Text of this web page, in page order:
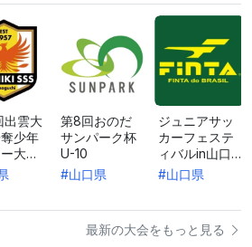
出雲大
少年
大会
第8回おのだ
サンパーク杯
U-10
#山口県
ジュニアサッ
カーフェステ
ィバルin山口
FINTA CUP U-
#山口県
最新の大会をもっと見る